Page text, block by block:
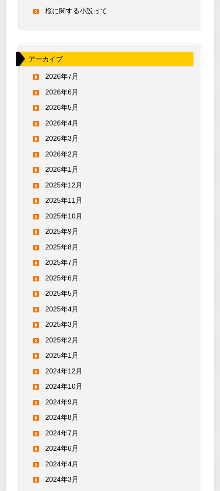
桜に関する小説って
アーカイブ
2026年7月
2026年6月
2026年5月
2026年4月
2026年3月
2026年2月
2026年1月
2025年12月
2025年11月
2025年10月
2025年9月
2025年8月
2025年7月
2025年6月
2025年5月
2025年4月
2025年3月
2025年2月
2025年1月
2024年12月
2024年10月
2024年9月
2024年8月
2024年7月
2024年6月
2024年4月
2024年3月